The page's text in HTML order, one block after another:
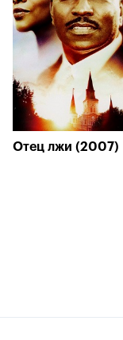
Отец лжи (2007)